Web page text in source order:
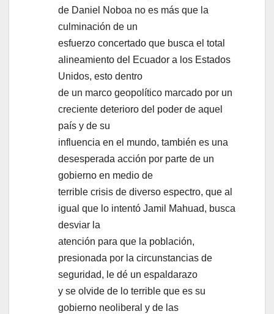
de Daniel Noboa no es más que la
culminación de un
esfuerzo concertado que busca el total
alineamiento del Ecuador a los Estados
Unidos, esto dentro
de un marco geopolítico marcado por un
creciente deterioro del poder de aquel
país y de su
influencia en el mundo, también es una
desesperada acción por parte de un
gobierno en medio de
terrible crisis de diverso espectro, que al
igual que lo intentó Jamil Mahuad, busca
desviar la
atención para que la población,
presionada por la circunstancias de
seguridad, le dé un espaldarazo
y se olvide de lo terrible que es su
gobierno neoliberal y de las